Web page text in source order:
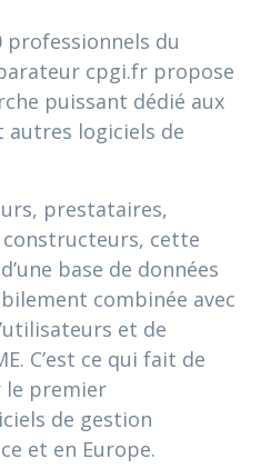
professionnels du
cpgi.fr propose
puissant dédié aux
autres logiciels de
prestataires,
cette
base de données
combinée avec
et de
C’est ce qui fait de
le premier
de gestion
et en Europe.